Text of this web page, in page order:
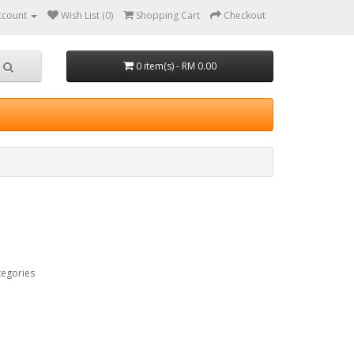
Wish List (0) Shopping Cart Checkout
0 item(s) - RM 0.00